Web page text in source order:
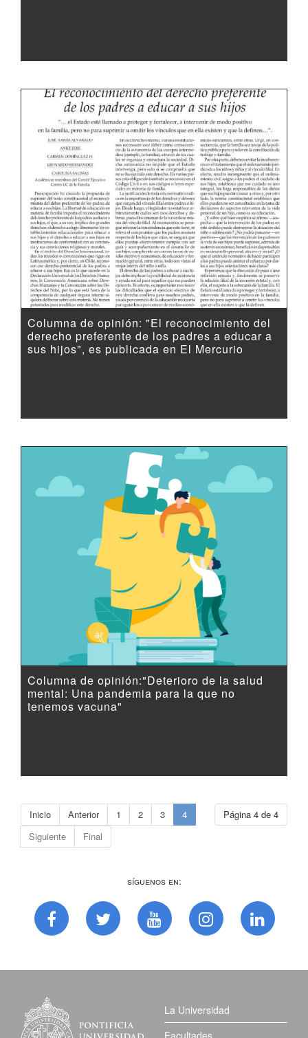
Columna de opinión: "El reconocimiento del
derecho preferente de los padres a educar a
sus hijos", es publicada en El Mercurio
Columna de opinión:"Deterioro de la salud
mental: Una pandemia para la que no
tenemos vacuna"
Página 4 de 4
Inicio Anterior 1 2 3
4
Siguiente
Final
Síguenos en:
La Universidad
Facultades